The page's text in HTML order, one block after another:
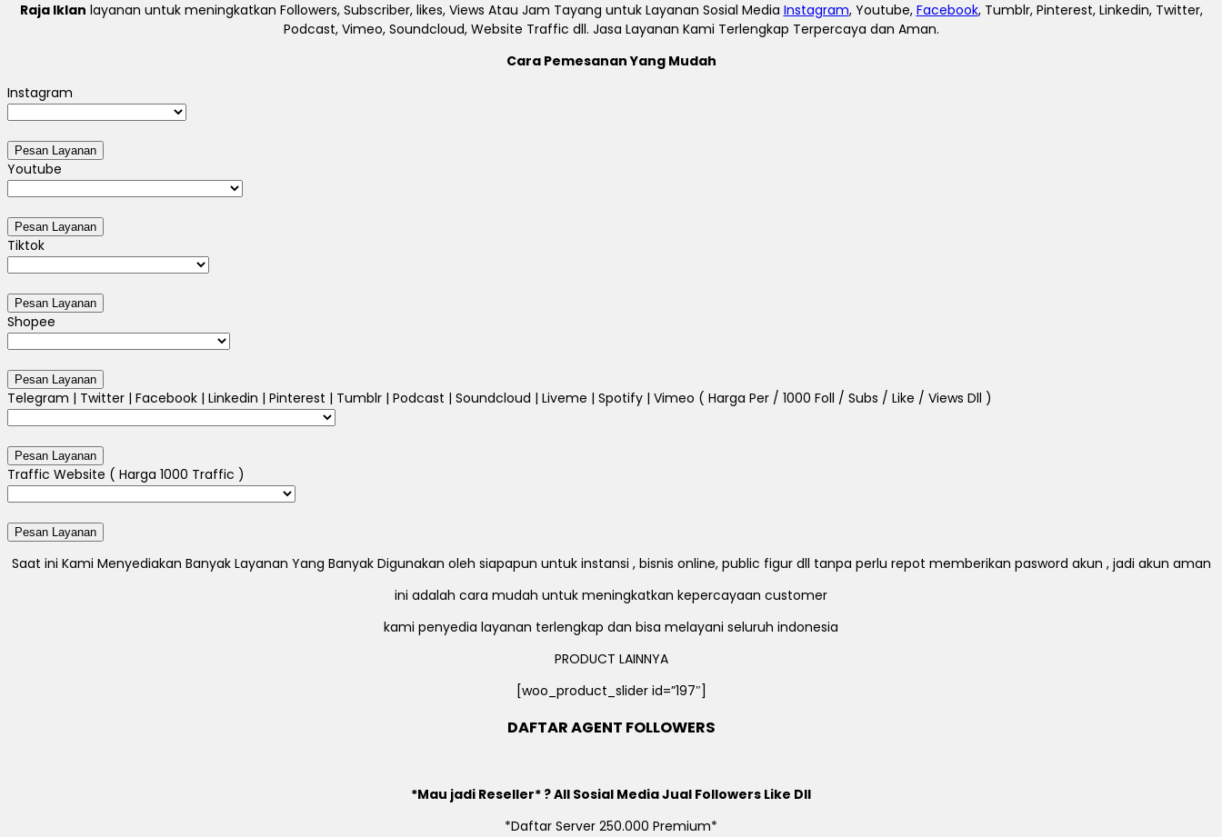
Raja Iklan layanan untuk meningkatkan Followers, Subscriber, likes, Views Atau Jam Tayang untuk Layanan Sosial Media Instagram, Youtube, Facebook, Tumblr, Pinterest, Linkedin, Twitter,
Podcast, Vimeo, Soundcloud, Website Traffic dll. Jasa Layanan Kami Terlengkap Terpercaya dan Aman.
Cara Pemesanan Yang Mudah
Instagram
Youtube
Tiktok
Shopee
Telegram | Twitter | Facebook | Linkedin | Pinterest | Tumblr | Podcast | Soundcloud | Liveme | Spotify | Vimeo ( Harga Per / 1000 Foll / Subs / Like / Views Dll )
Traffic Website ( Harga 1000 Traffic )
Saat ini Kami Menyediakan Banyak Layanan Yang Banyak Digunakan oleh siapapun untuk instansi , bisnis online, public figur dll tanpa perlu repot memberikan pasword akun , jadi akun aman
ini adalah cara mudah untuk meningkatkan kepercayaan customer
kami penyedia layanan terlengkap dan bisa melayani seluruh indonesia
PRODUCT LAINNYA
[woo_product_slider id=”197″]
DAFTAR AGENT FOLLOWERS
*Mau jadi Reseller* ? All Sosial Media Jual Followers Like Dll
*Daftar Server 250.000 Premium*